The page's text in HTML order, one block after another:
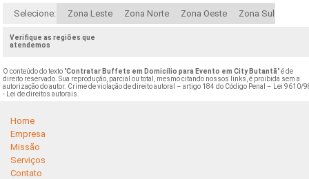
Selecione: Zona Leste Zona Norte Zona Oeste Zona Sul
Verifique as regiões que
atendemos
O conteúdo do texto "Contratar Buffets em Domicílio para Evento em City Butantã" é de
direito reservado. Sua reprodução, parcial ou total, mesmo citando nossos links, é proibida sem a
autorização do autor. Crime de violação de direito autoral – artigo 184 do Código Penal –
Lei 9610/
- Lei de direitos autorais
Home
Empresa
Missão
Serviços
Contato